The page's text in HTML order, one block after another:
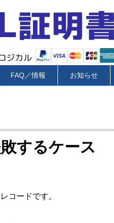
FAQ／情報 お知らせ
するケース
コードです。